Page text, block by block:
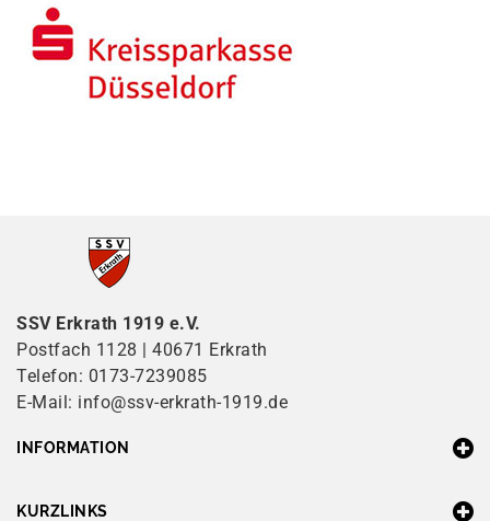
SSV Erkrath 1919 e.V.
Postfach 1128 | 40671 Erkrath
Telefon: 0173-7239085
E-Mail: info@ssv-erkrath-1919.de
INFORMATION
KURZLINKS